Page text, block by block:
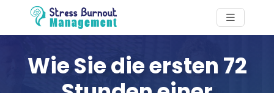
Wie Sie die ersten 72